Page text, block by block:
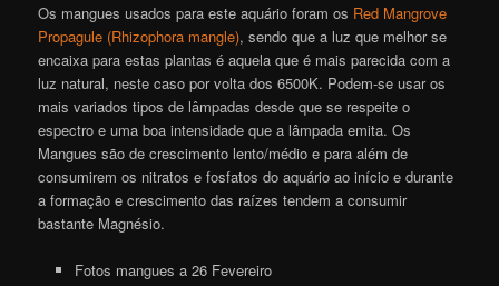
Os mangues usados para este aquário foram os Red Mangrove
Propagule (Rhizophora mangle), sendo que a luz que melhor se
encaixa para estas plantas é aquela que é mais parecida com a
luz natural, neste caso por volta dos 6500K. Podem-se usar os
mais variados tipos de lâmpadas desde que se respeite o
espectro e uma boa intensidade que a lâmpada emita. Os
Mangues são de crescimento lento/médio e para além de
consumirem os nitratos e fosfatos do aquário ao início e durante
a formação e crescimento das raízes tendem a consumir
bastante Magnésio.
Fotos mangues a 26 Fevereiro